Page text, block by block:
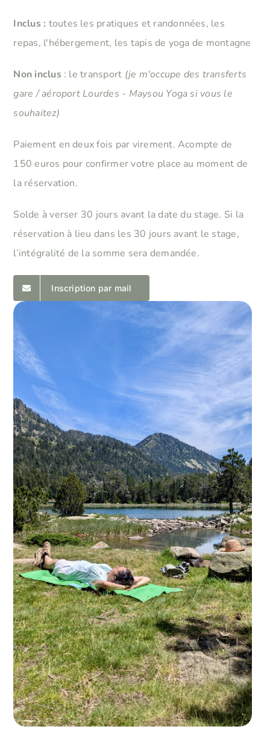
Inclus : toutes les pratiques et randonnées, les
repas, l'hébergement, les tapis de yoga de montagne
Non inclus : le transport (je m'occupe des transferts
gare / aéroport Lourdes - Maysou Yoga si vous le
souhaitez)
Paiement en deux fois par virement. Acompte de
150 euros pour confirmer votre place au moment de
la réservation.
Solde à verser 30 jours avant la date du stage. Si la
réservation à lieu dans les 30 jours avant le stage,
l’intégralité de la somme sera demandée.
Inscription par mail